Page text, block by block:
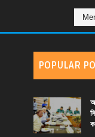
POPULAR